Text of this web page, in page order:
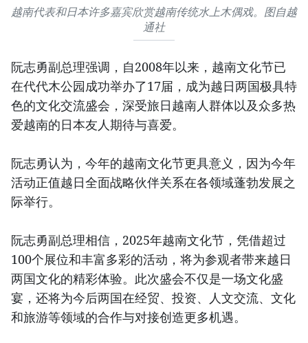
越南代表和日本许多嘉宾欣赏越南传统水上木偶戏。图自越
通社
阮志勇副总理强调，自2008年以来，越南文化节已
在代代木公园成功举办了17届，成为越日两国极具特
色的文化交流盛会，深受旅日越南人群体以及众多热
爱越南的日本友人期待与喜爱。
阮志勇认为，今年的越南文化节更具意义，因为今年
活动正值越日全面战略伙伴关系在各领域蓬勃发展之
际举行。
阮志勇副总理相信，2025年越南文化节，凭借超过
100个展位和丰富多彩的活动，将为参观者带来越日
两国文化的精彩体验。此次盛会不仅是一场文化盛
宴，还将为今后两国在经贸、投资、人文交流、文化
和旅游等领域的合作与对接创造更多机遇。